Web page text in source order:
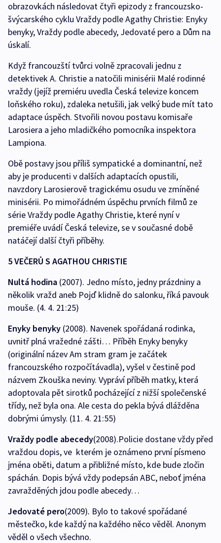
obrazovkách následovat čtyři epizody z francouzsko-
švýcarského cyklu Vraždy podle Agathy Christie: Enyky
benyky, Vraždy podle abecedy, Jedovaté pero a Dům na
úskalí.
Když francouzští tvůrci volně zpracovali jednu z
detektivek A. Christie a natočili minisérii Malé rodinné
vraždy (jejíž premiéru uvedla Česká televize koncem
loňského roku), zdaleka netušili, jak velký bude mít tato
adaptace úspěch. Stvořili novou postavu komisaře
Larosiera a jeho mladičkého pomocníka inspektora
Lampiona.
Obě postavy jsou příliš sympatické a dominantní, než
aby je producenti v dalších adaptacích opustili,
navzdory Larosierově tragickému osudu ve zmíněné
minisérii. Po mimořádném úspěchu prvních filmů ze
série Vraždy podle Agathy Christie, které nyní v
premiéře uvádí Česká televize, se v současné době
natáčejí další čtyři příběhy.
5 VEČERŮ S AGATHOU CHRISTIE
Nultá hodina (2007). Jedno místo, jedny prázdniny a
několik vražd aneb Pojď klidně do salonku, říká pavouk
mouše. (4. 4. 21:25)
Enyky benyky (2008). Navenek spořádaná rodinka,
uvnitř plná vražedné zášti… Příběh Enyky benyky
(originální název Am stram gram je začátek
francouzského rozpočítávadla), vyšel v čestině pod
názvem Zkouška neviny. Vypráví příběh matky, která
adoptovala pět sirotků pocházející z nižší společenské
třídy, než byla ona. Ale cesta do pekla bývá dlážděna
dobrými úmysly. (11. 4. 21:55)
Vraždy podle abecedy(2008).Policie dostane vždy před
vraždou dopis, ve kterém je oznámeno první písmeno
jména oběti, datum a přibližné místo, kde bude zločin
spáchán. Dopis bývá vždy podepsán ABC, neboť jména
zavražděných jdou podle abecedy…
Jedovaté pero(2009). Bylo to takové spořádané
městečko, kde každý na každého něco věděl. Anonym
věděl o všech všechno.